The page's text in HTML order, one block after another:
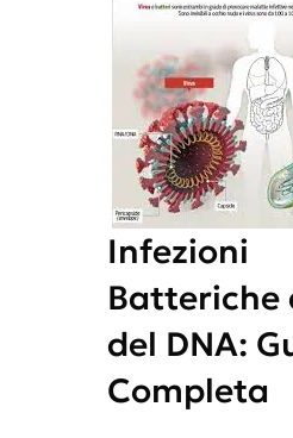
Infezioni
Batteriche
del DNA:
Completa